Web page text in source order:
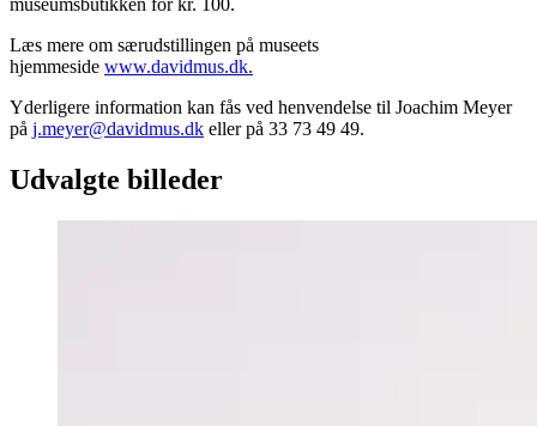
museumsbutikken for kr. 100.
Læs mere om særudstillingen på museets
hjemmeside www.davidmus.dk.
Yderligere information kan fås ved henvendelse til Joachim Meyer
på j.meyer@davidmus.dk eller på 33 73 49 49.
Udvalgte billeder